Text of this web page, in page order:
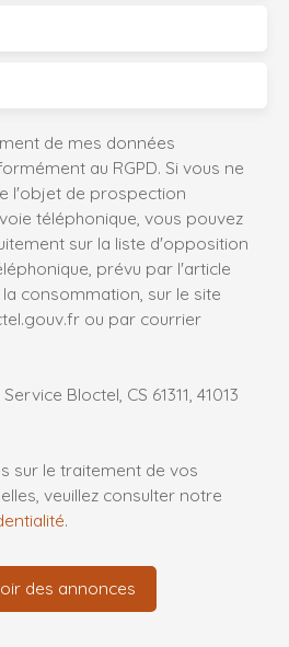
de mes données
au RGPD. Si vous ne
l'objet de prospection
téléphonique, vous pouvez
sur la liste d'opposition
prévu par l'article
la consommation, sur le site
ou par courrier
Bloctel, CS 61311, 41013
sur le traitement de vos
veuillez consulter notre
.
des annonces